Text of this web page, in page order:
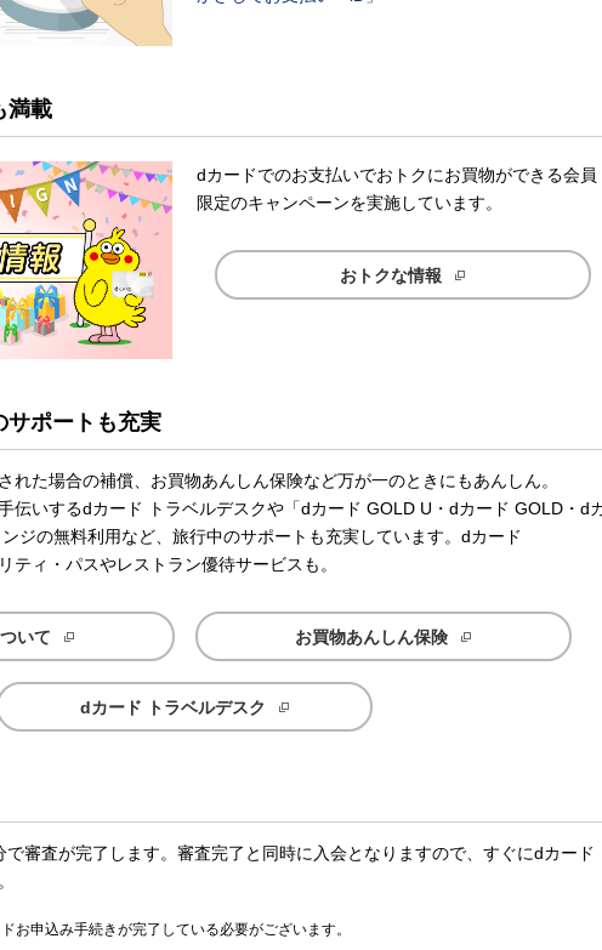
満載
dカードでのお支払いでおトクにお買物ができる会員
限定のキャンペーンを実施しています。
おトクな情報
サポートも充実
れた場合の補償、お買物あんしん保険など万が一のときにもあんしん。
伝いするdカード トラベルデスクや「dカード GOLD U・dカード GOLD・d
ジの無料利用など、旅行中のサポートも充実しています。dカード
ティ・パスやレストラン優待サービスも。
いて お買物あんしん保険
dカード トラベルデスク
審査が完了します。審査完了と同時に入会となりますので、すぐにdカード
お申込み手続きが完了している必要がございます。